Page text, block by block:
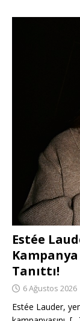
Estée
Tanıttı!
6 Ağustos 2026
Estée Lauder,